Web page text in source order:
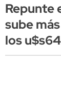
Repunte
sube
los